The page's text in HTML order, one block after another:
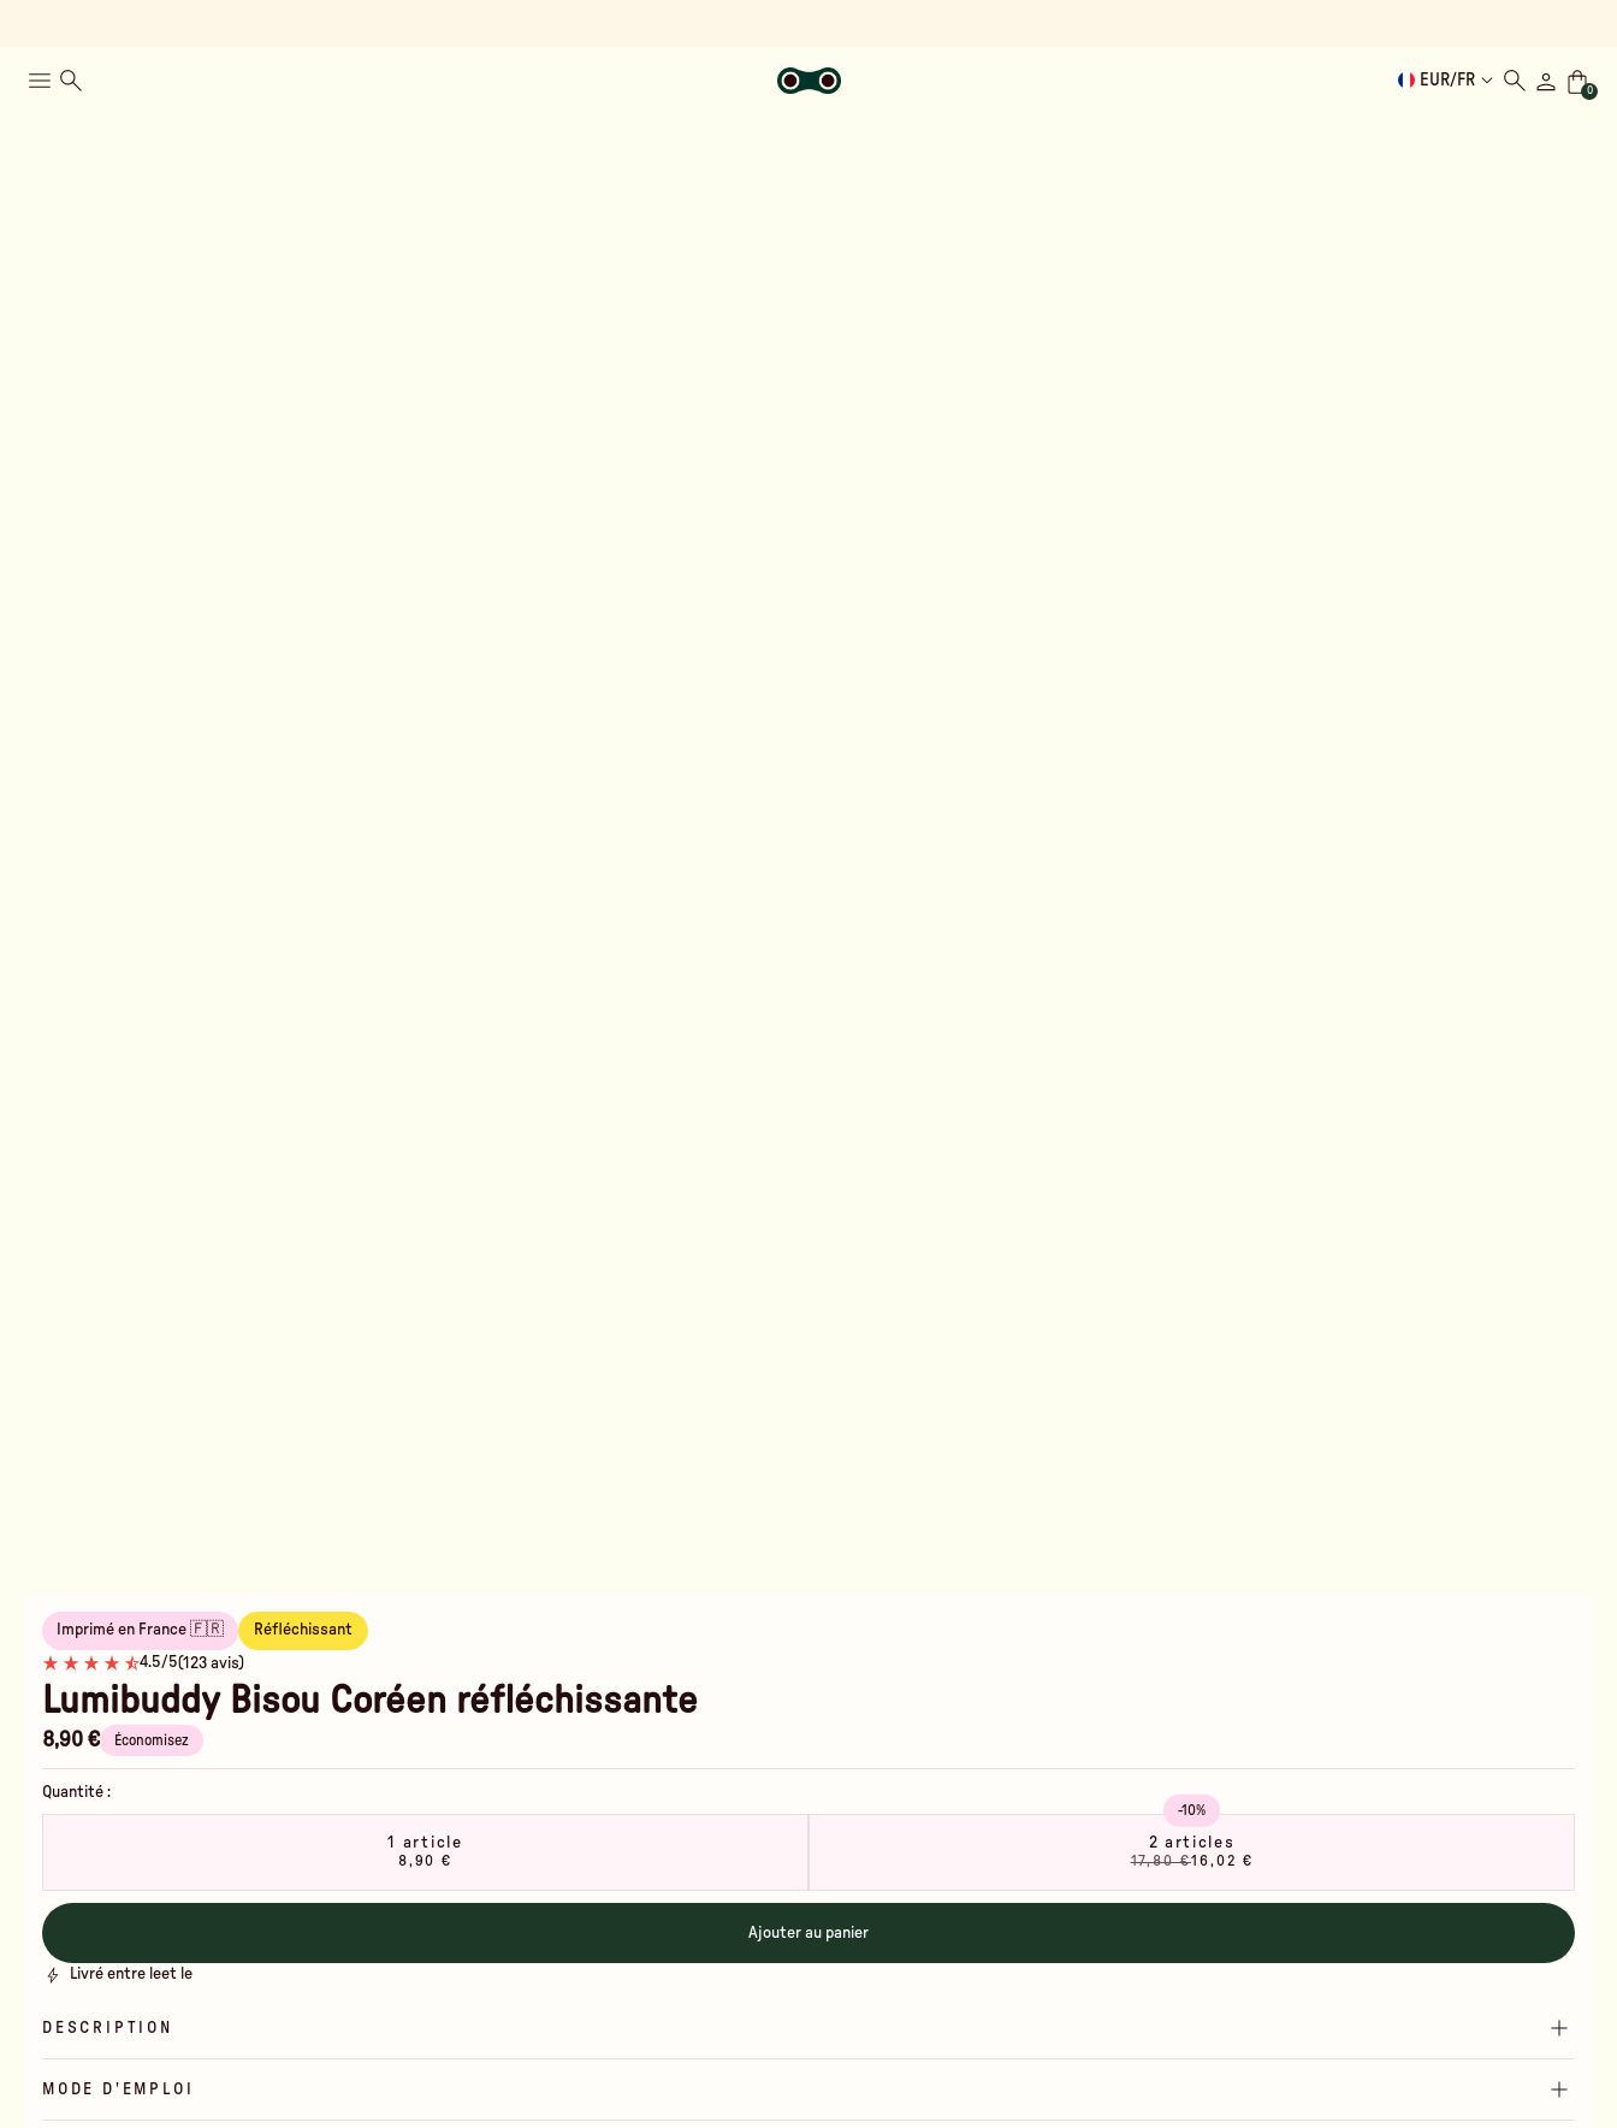
EUR/ FR
0
4.5/5(123 avis)
Imprimé en France 🇫🇷 Réfléchissant
Lumibuddy Bisou Coréen réfléchissante
8,90 € Économisez
Quantité :
1 article
8,90 €
-10%
2 articles
17,80 €16,02 €
Ajouter au panier
Livré entre leet le
DESCRIPTION
MODE D'EMPLOI